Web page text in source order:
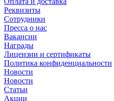
Реквизиты
Сотрудники
Пресса о нас
Вакансии
Награды
Лицензии и сертификаты
Политика конфиденциальности
Новости
Новости
Статьи
Акции